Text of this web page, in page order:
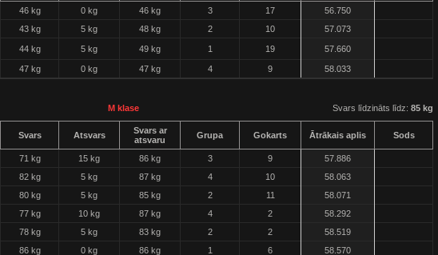
46 kg 0 kg 46 kg 3 17
56.750
43 kg 5 kg 48 kg 2 10 57.073
44 kg 5 kg 49 kg 1 19 57.660
47 kg 0 kg 47 kg 4 9 58.033
M klase Svars līdzināts līdz: 85 kg
Svars Atsvars
Svars ar
atsvaru
Grupa Gokarts Ātrākais aplis Sods
71 kg 15 kg 86 kg 3 9
57.886
82 kg 5 kg 87 kg 4 10
58.063
80 kg 5 kg 85 kg 2 11
58.071
77 kg 10 kg 87 kg 4 2
58.292
78 kg 5 kg 83 kg 2 2
58.519
86 kg 0 kg 86 kg 1 6
58.570